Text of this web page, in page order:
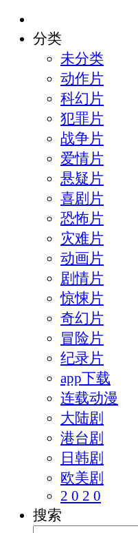
分类
未分类
动作片
科幻片
犯罪片
战争片
爱情片
悬疑片
喜剧片
恐怖片
灾难片
动画片
剧情片
惊悚片
奇幻片
冒险片
纪录片
app下载
连载动漫
大陆剧
港台剧
日韩剧
欧美剧
2 0 2 0
搜索